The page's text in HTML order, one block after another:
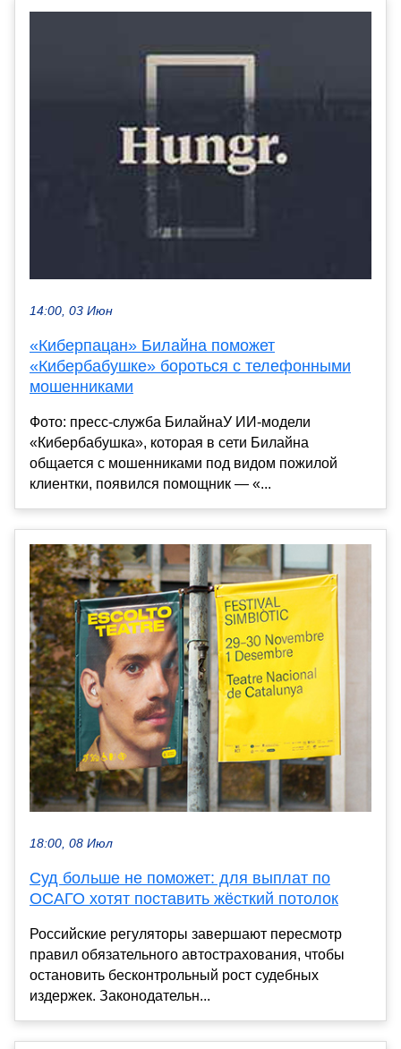
14:00, 03 Июн
«Киберпацан» Билайна поможет
«Кибербабушке» бороться с телефонными
мошенниками
Фото: пресс-служба БилайнаУ ИИ-модели
«Кибербабушка», которая в сети Билайна
общается с мошенниками под видом пожилой
клиентки, появился помощник — «...
18:00, 08 Июл
Суд больше не поможет: для выплат по
ОСАГО хотят поставить жёсткий потолок
Российские регуляторы завершают пересмотр
правил обязательного автострахования, чтобы
остановить бесконтрольный рост судебных
издержек. Законодательн...